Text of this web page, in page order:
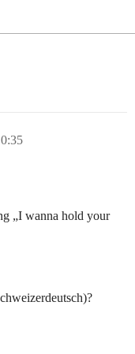
„I wanna hold your